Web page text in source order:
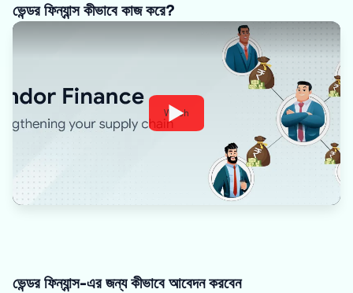
ভেন্ডর ফিন্যান্স কীভাবে কাজ করে?
Watch
ভেন্ডর ফিন্যান্স-এর জন্য কীভাবে আবেদন করবেন